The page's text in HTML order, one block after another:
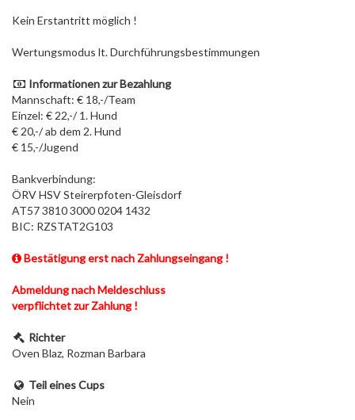
Kein Erstantritt möglich !
Wertungsmodus lt. Durchführungsbestimmungen
Informationen zur Bezahlung
Mannschaft: € 18,-/Team
Einzel: € 22,-/ 1. Hund
€ 20,-/ ab dem 2. Hund
€ 15,-/Jugend
Bankverbindung:
ÖRV HSV Steirerpfoten-Gleisdorf
AT57 3810 3000 0204 1432
BIC: RZSTAT2G103
Bestätigung erst nach Zahlungseingang !
Abmeldung nach Meldeschluss
verpflichtet zur Zahlung !
Richter
Oven Blaz, Rozman Barbara
Teil eines Cups
Nein